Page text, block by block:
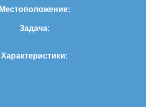
Местоположение:
Задача:
Характеристики: